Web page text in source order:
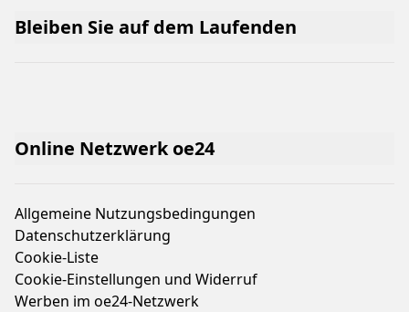
Online Netzwerk oe24
Allgemeine Nutzungsbedingungen
Datenschutzerklärung
Cookie-Liste
Cookie-Einstellungen und Widerruf
Werben im oe24-Netzwerk
Bleiben Sie auf dem Laufenden